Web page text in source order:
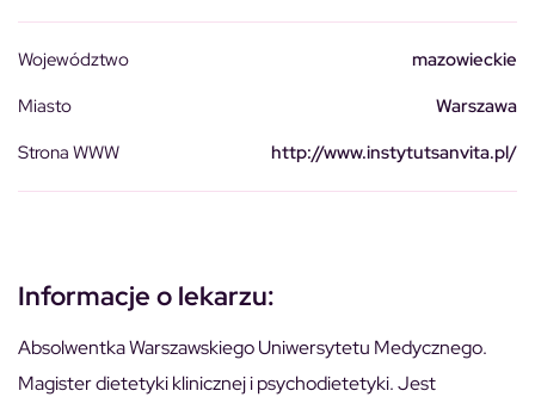
Województwo
mazowieckie
Miasto
Warszawa
Strona WWW
http://www.instytutsanvita.pl/
Informacje o lekarzu:
Absolwentka Warszawskiego Uniwersytetu Medycznego.
Magister dietetyki klinicznej i psychodietetyki. Jest